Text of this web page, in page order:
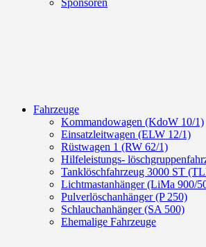
Sponsoren
Fahrzeuge
Kommandowagen (KdoW 10/1)
Einsatzleitwagen (ELW 12/1)
Rüstwagen 1 (RW 62/1)
Hilfeleistungs-
Tanklöschfahrzeug 3000 ST
Lichtmastanhänger (LiMa 900/
Pulverlöschanhänger (P 250)
Schlauchanhänger (SA 500)
Ehemalige Fahrzeuge